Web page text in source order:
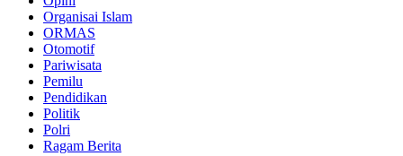
Organisai Islam
ORMAS
Otomotif
Pariwisata
Pemilu
Pendidikan
Politik
Polri
Ragam Berita